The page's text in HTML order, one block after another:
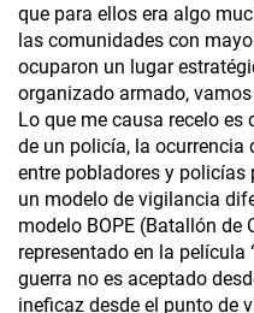
que para ellos era algo
las comunidades con
ocuparon un lugar
organizado armado,
Lo que me causa recelo
de un policía, la
entre pobladores y policías
un modelo de vigilancia
modelo BOPE (Batallón de
representado en la película
guerra no es aceptado
ineficaz desde el punto de